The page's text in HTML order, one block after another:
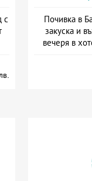
с
лв.
Почивка в
закуска и
вечеря в